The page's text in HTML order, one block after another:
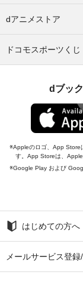
dアニメストア
ドコモスポーツくじ
dブッ
Appleのロゴ、App Store
す。App Storeは、Apple
Google Play および
はじめての方へ
メールサービス登録